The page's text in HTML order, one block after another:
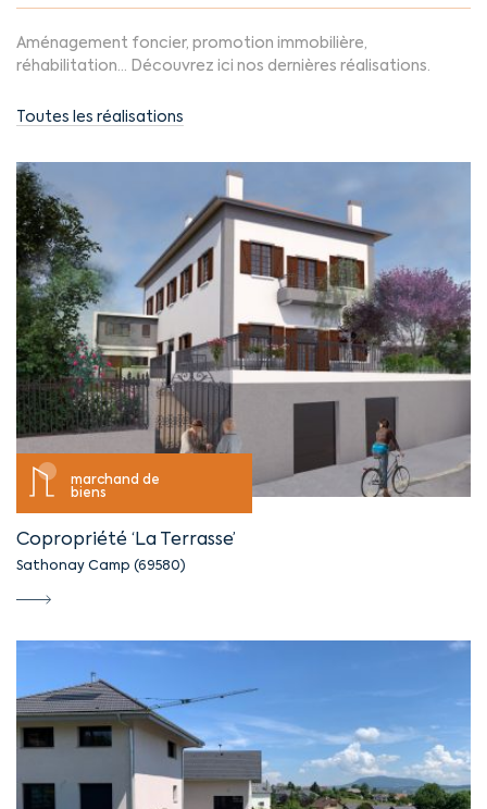
Aménagement foncier, promotion immobilière,
réhabilitation... Découvrez ici nos dernières réalisations.
Toutes les réalisations
marchand de
biens
Copropriété ‘La Terrasse’
Sathonay Camp (69580)